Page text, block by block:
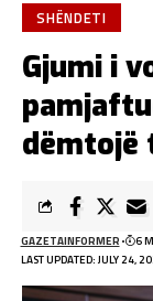
SHËNDETI
Gjumi i
dëmtojë
LAST UPDATED: JULY 24,
GAZETAINFORMER 6